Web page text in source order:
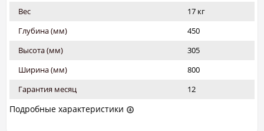
Вес
17 кг
Глубина (мм)
450
Высота (мм)
305
Ширина (мм)
800
Гарантия месяц
12
Подробные характеристики